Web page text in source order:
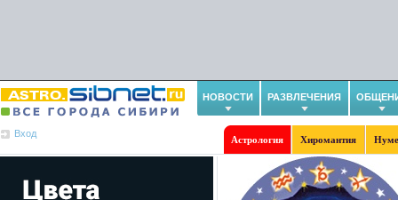
НОВОСТИ РАЗВЛЕЧЕНИЯ
Вход
Астрология Хиромантия